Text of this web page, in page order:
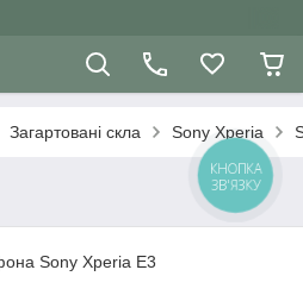
Загартовані скла Sony Xperia
Sony Xperia E3
КНОПКА
ЗВ'ЯЗКУ